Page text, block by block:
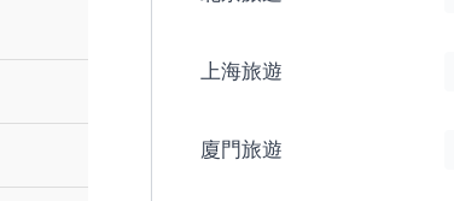
上海旅遊
廈門旅遊